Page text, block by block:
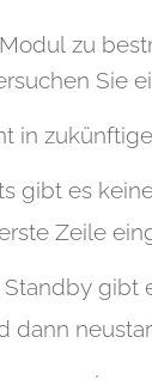
zu
Sie
in
gibt es
Zeile
dann